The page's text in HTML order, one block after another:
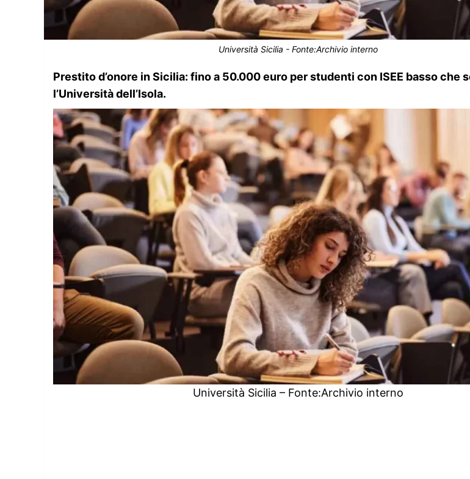
Università Sicilia - Fonte:Archivio interno
Prestito d’onore in Sicilia: fino a 50.000 euro per studenti con ISEE basso che
l’Università dell’Isola.
Università Sicilia – Fonte:Archivio interno